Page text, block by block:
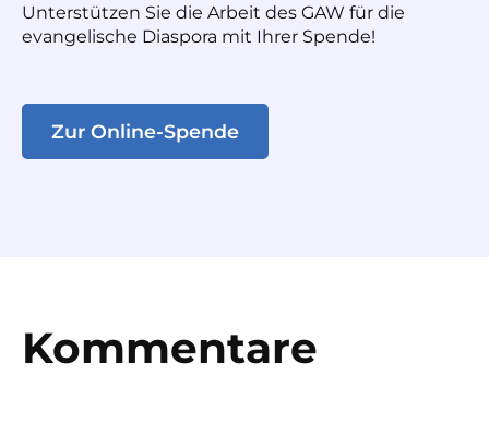
Unterstützen Sie die Arbeit des GAW für die
evangelische Diaspora mit Ihrer Spende!
Zur Online-Spende
Kommentare